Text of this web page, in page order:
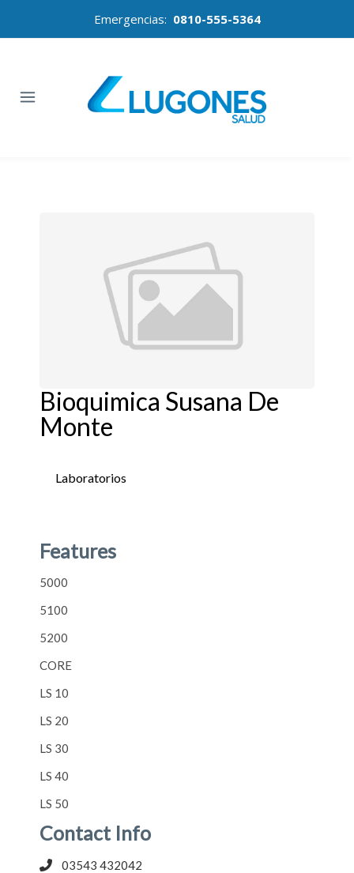
Emergencias: 0810-555-5364
Bioquimica Susana De
Monte
Laboratorios
Features
5000
5100
5200
CORE
LS 10
LS 20
LS 30
LS 40
LS 50
Contact Info
03543 432042